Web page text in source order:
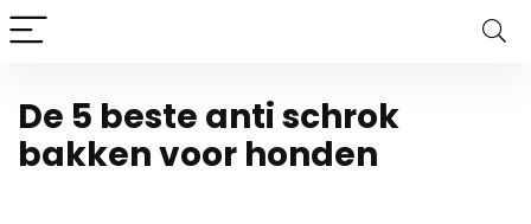
De 5 beste anti schrok
bakken voor honden